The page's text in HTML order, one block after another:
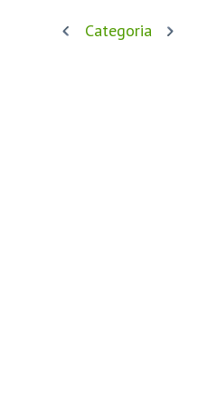
Categoria